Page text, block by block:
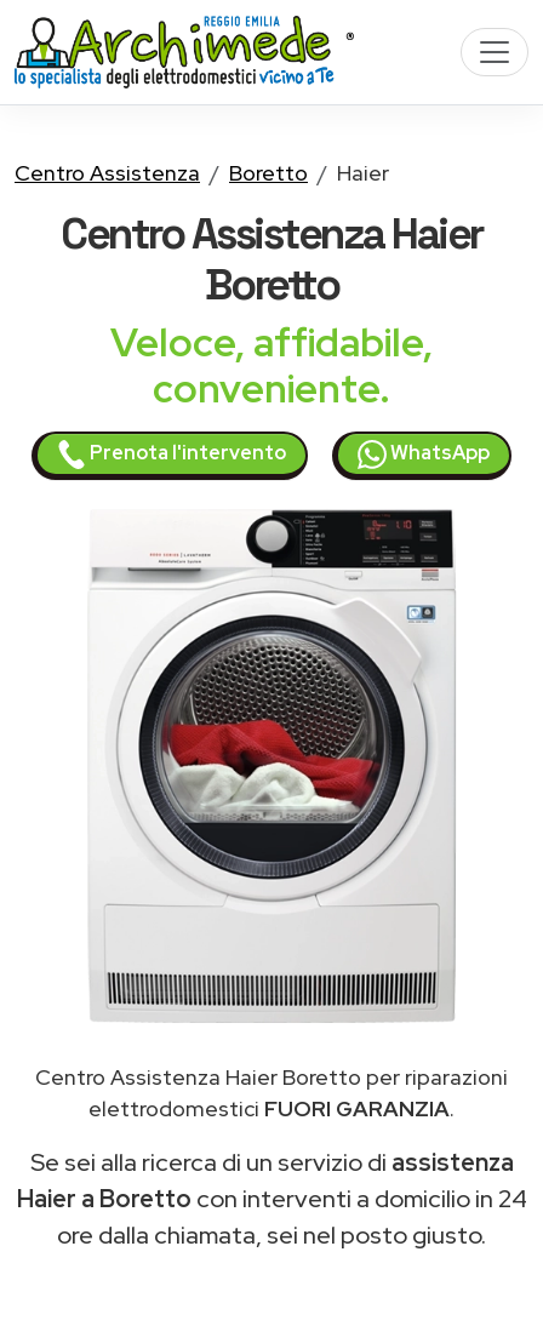
Centro Assistenza Boretto Haier
Centro AssistenzaHaier
Boretto
Veloce, affidabile,
conveniente.
Prenota l'intervento WhatsApp
Centro Assistenza Haier Boretto per riparazioni
elettrodomestici FUORI GARANZIA.
Se sei alla ricerca di un servizio di assistenza
Haier a Boretto con interventi a domicilio in 24
ore dalla chiamata, sei nel posto giusto.